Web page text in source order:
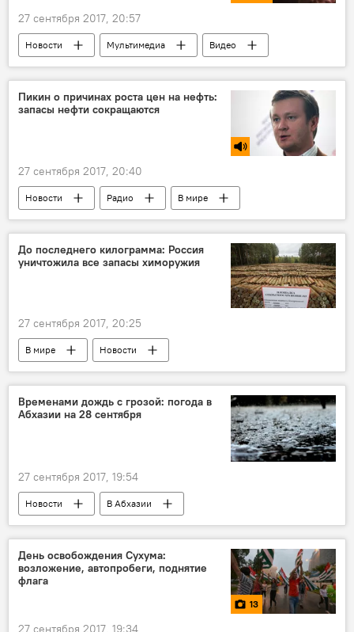
27 сентября 2017, 20:57
Новости Мультимедиа
Видео
В Абхазии
Конкурс "Ты супер! Танцы"
Пикин о причинах роста цен на нефть:
запасы нефти сокращаются
27 сентября 2017, 20:40
Новости Радио В мире
До последнего килограмма: Россия
уничтожила все запасы химоружия
27 сентября 2017, 20:25
В мире Новости
Временами дождь с грозой: погода в
Абхазии на 28 сентября
27 сентября 2017, 19:54
Новости В Абхазии
День освобождения Сухума:
возложение, автопробеги, поднятие
флага
13